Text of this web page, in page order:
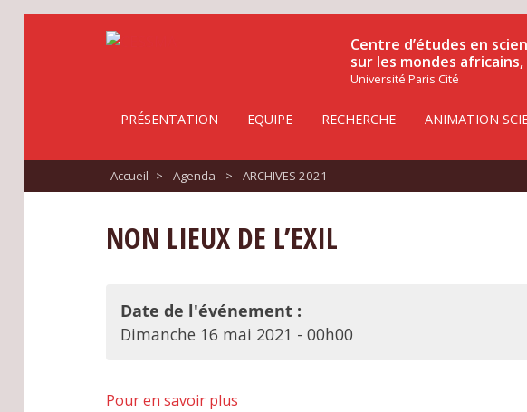
Centre d’études en
sur les mondes
Université Paris Cité
PRÉSENTATION EQUIPE RECHERCHE ANIMATION
Accueil > Agenda > ARCHIVES 2021
NON LIEUX DE L’EXIL
Date de l'événement :
Dimanche 16 mai 2021 - 00h00
Pour en savoir plus